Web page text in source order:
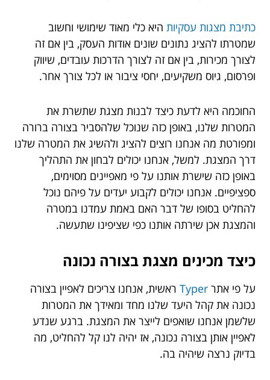
כתיבת מצגות עסקיות היא כלי מאוד שימושי וחשוב
שמטרתו להציג נתונים שונים אודות העסק, בין אם זה
לצורך מכירות, בין אם זה לצורך הדרכות עובדים, שיווק
ופרסום, גיוס משקיעים, יחסי ציבור או לכל צורך אחר.
החוכמה היא לדעת כיצד לבנות מצגת שתשרת את
המטרות שלנו, באופן כזה שנוכל שלהסביר בצורה ברורה
ומפורטת מה אנחנו רוצים להציג ולהשיג את המטרה שלנו
דרך המצגת. למשל, אנחנו יכולים לבחון את התהליך
באופן כזה שישרת אותנו על פי מאפיינים מסוימים,
ספציפיים. אנחנו יכולים לקבוע יעדים על פיהם נוכל
להחליט בסופו של דבר האם באמת עמדנו במטרה
והמצגת אכן שירתה אותנו כפי שציפינו שתעשה.
כיצד מכינים מצגת בצורה נכונה
על פי אתר Typer ראשית, אנחנו צריכים לאפיין בצורה
נכונה את קהל היעד שלנו מחד ומאידך את המטרות
שלשמן אנחנו שואפים לייצר את המצגת. ברגע שנדע
לאפיין אותן בצורה נכונה, אז יהיה לנו קל להחליט, מה
בדיוק נרצה שיהיה בה.